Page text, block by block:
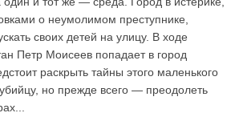
о неумолимом преступнике,
своих детей на улицу. В ходе
Петр Моисеев попадает в город
раскрыть тайны этого маленького
но прежде всего — преодолеть